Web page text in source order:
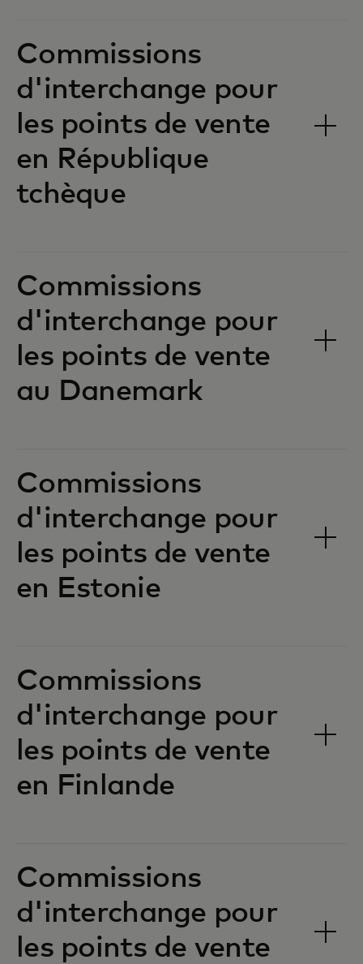
Commissions
d'interchange pour
les points de vente
en République
tchèque‎‎
Commissions
d'interchange pour
les points de vente
au Danemark‎‎
Commissions
d'interchange pour
les points de vente
en Estonie‎‎
Commissions
d'interchange pour
les points de vente
en Finlande‎‎
Commissions
d'interchange pour
les points de vente